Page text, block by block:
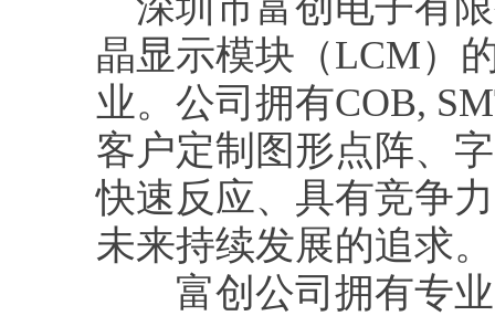
晶显示模块（LCM）
业。公司拥有COB,
客户定制图形点阵、
快速反应、具有竞争
未来持续发展的追求。
富创公司拥有专业